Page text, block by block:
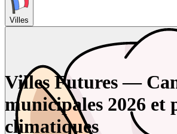
Villes
Villes Futures —
municipales 2026 et
climatiques